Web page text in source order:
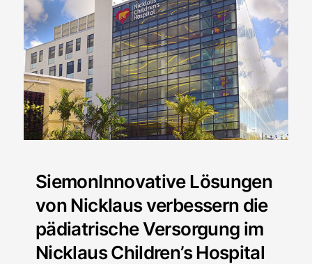
SiemonInnovative Lösungen
von Nicklaus verbessern die
pädiatrische Versorgung im
Nicklaus Children’s Hospital